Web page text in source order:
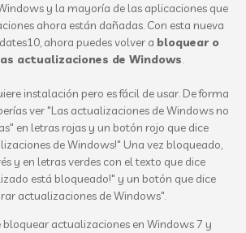
y la mayoría de las aplicaciones que
ahora están dañadas. Con esta nueva
ahora puedes volver a bloquear o
actualizaciones de Windows.
instalación pero es fácil de usar. De forma
ver "Las actualizaciones de Windows no
en letras rojas y un botón rojo que dice
de Windows!" Una vez bloqueado,
y en letras verdes con el texto que dice
está bloqueado!" y un botón que dice
actualizaciones de Windows".
actualizaciones en Windows 7 y